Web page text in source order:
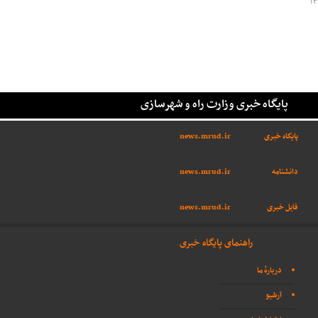
پایگاه خبری وزارت راه و شهرسازی
پایگاه خبری news.mrud.ir
دانشنامه
news.mrud.ir
فایل خبری news.mrud.ir
راهنمای پایگاه خبری
دربارهٔ ما
آرشیو